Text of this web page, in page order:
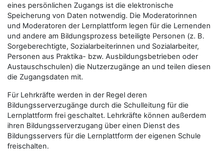
eines persönlichen Zugangs ist die elektronische
Speicherung von Daten notwendig. Die Moderatorinnen
und Moderatoren der Lernplattform legen für die Lernenden
und andere am Bildungsprozess beteiligte Personen (z. B.
Sorgeberechtigte, Sozialarbeiterinnen und Sozialarbeiter,
Personen aus Praktika- bzw. Ausbildungsbetrieben oder
Austauschschulen) die Nutzerzugänge an und teilen diesen
die Zugangsdaten mit.
Für Lehrkräfte werden in der Regel deren
Bildungsserverzugänge durch die Schulleitung für die
Lernplattform frei geschaltet. Lehrkräfte können außerdem
ihren Bildungsserverzugang über einen Dienst des
Bildungsservers für die Lernplattform der eigenen Schule
freischalten.